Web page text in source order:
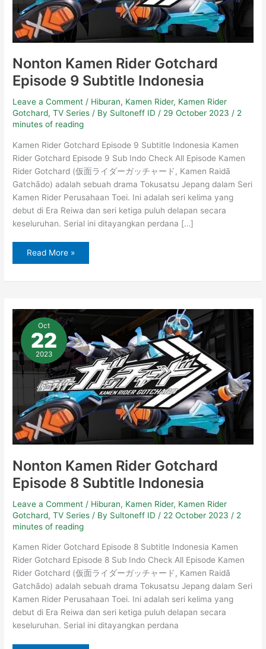
Nonton Kamen Rider Gotchard
Episode 9 Subtitle Indonesia
Leave a Comment / Hiburan, Kamen Rider, Kamen Rider
Gotchard,TV Series / By Sultoneff ID / 29 October 2023 / 2
minutes of reading
Kamen Rider Gotchard Episode 9 Subtitle Indonesia Kamen
Rider Gotchard Episode 9 Sub Indo Check All Episode Kamen
Rider Gotchard (仮面ライダーガッチャード, Kamen Raidā
Gatchādo) adalah sebuah drama Tokusatsu Jepang dalam Seri
Kamen Rider Perusahaan Toei. Ini adalah seri kelima yang
debut di Era Reiwa dan seri ketiga puluh delapan secara
keseluruhan. Serial ini ditayangkan perdana […]
Read More »
Oct
22
2023
Nonton Kamen Rider Gotchard
Episode 8 Subtitle Indonesia
Leave a Comment / Hiburan, Kamen Rider, Kamen Rider
Gotchard,TV Series / By Sultoneff ID / 22 October 2023 / 2
minutes of reading
Kamen Rider Gotchard Episode 8 Subtitle Indonesia Kamen
Rider Gotchard Episode 8 Sub Indo Check All Episode Kamen
Rider Gotchard (仮面ライダーガッチャード, Kamen Raidā
Gatchādo) adalah sebuah drama Tokusatsu Jepang dalam Seri
Kamen Rider Perusahaan Toei. Ini adalah seri kelima yang
debut di Era Reiwa dan seri ketiga puluh delapan secara
keseluruhan. Serial ini ditayangkan perdana
Nonton
Kamen
Rider
Gotchard
Episode
Subtitle
Indonesia